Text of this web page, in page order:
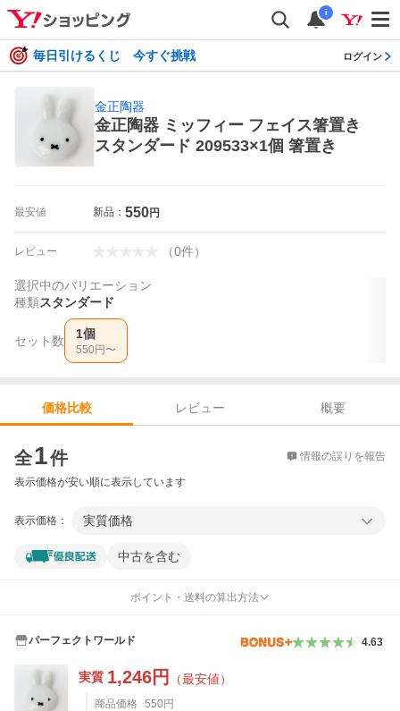
i
毎日引けるくじ 今すぐ挑戦 ログイン
金正陶器
金正陶器 ミッフィー フェイス箸置き
スタンダード 209533×1個 箸置き
最安値 新品： 550円
レビュー （0件）
選択中のバリエーション
種類スタンダード
セット数 1個
550 円〜
価格比較 レビュー
概要
全1件 情報の誤りを報告
表示価格が安い順に表示しています
表示価格： 実質価格
中古を含む
ポイント・送料の算出方法
パーフェクトワールド 4.63
実質 1,246円 （最安値）
商品価格 550 円